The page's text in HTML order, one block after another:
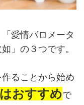
愛情バロメータ
」の３つです。
ることから始め
おすすめで